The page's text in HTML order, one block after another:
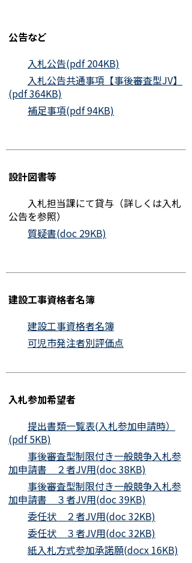
公告など
入札公告(pdf 204KB)
入札公告共通事項【事後審査型JV】
(pdf 364KB)
補足事項(pdf 94KB)
設計図書等
入札担当課にて貸与（詳しくは入札
公告を参照）
質疑書(doc 29KB)
建設工事資格者名簿
建設工事資格者名簿
可児市発注者別評価点
入札参加希望者
提出書類一覧表(入札参加申請時）
(pdf 5KB)
事後審査型制限付き一般競争入札参
加申請書 ２者JV用(doc 38KB)
事後審査型制限付き一般競争入札参
加申請書 ３者JV用(doc 39KB)
委任状 ２者JV用(doc 32KB)
委任状 ３者JV用(doc 32KB)
紙入札方式参加承諾願(docx 16KB)